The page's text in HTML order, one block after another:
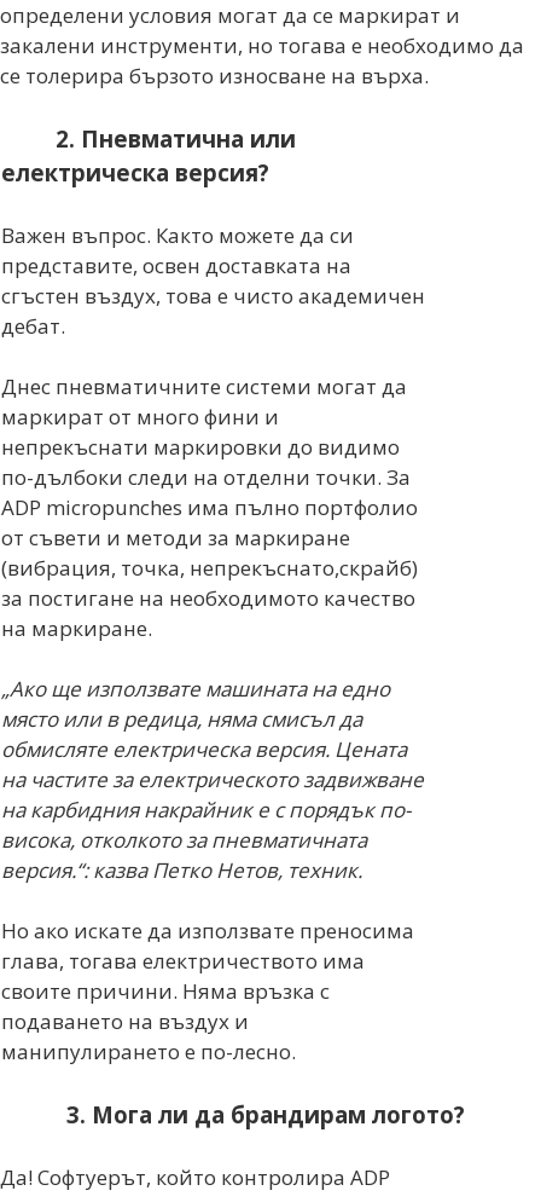
определени условия могат да се маркират и
закалени инструменти, но тогава е необходимо да
се толерира бързото износване на върха.
2. Пневматична или
електрическа версия?
Важен въпрос. Както можете да си
представите, освен доставката на
сгъстен въздух, това е чисто академичен
дебат.
Днес пневматичните системи могат да
маркират от много фини и
непрекъснати маркировки до видимо
по-дълбоки следи на отделни точки. За
ADP micropunches има пълно портфолио
от съвети и методи за маркиране
(вибрация, точка, непрекъснато,скрайб)
за постигане на необходимото качество
на маркиране.
„Ако ще използвате машината на едно
място или в редица, няма смисъл да
обмисляте електрическа версия. Цената
на частите за електрическото задвижване
на карбидния накрайник е с порядък по-
висока, отколкото за пневматичната
версия.“: казва Петко Нетов, техник.
Но ако искате да използвате преносима
глава, тогава електричеството има
своите причини. Няма връзка с
подаването на въздух и
манипулирането е по-лесно.
3. Мога ли да брандирам логото?
Да! Софтуерът, който контролира ADP